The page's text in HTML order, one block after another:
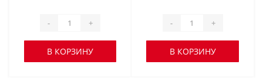
- +
В КОРЗИНУ
- +
В КОРЗИНУ